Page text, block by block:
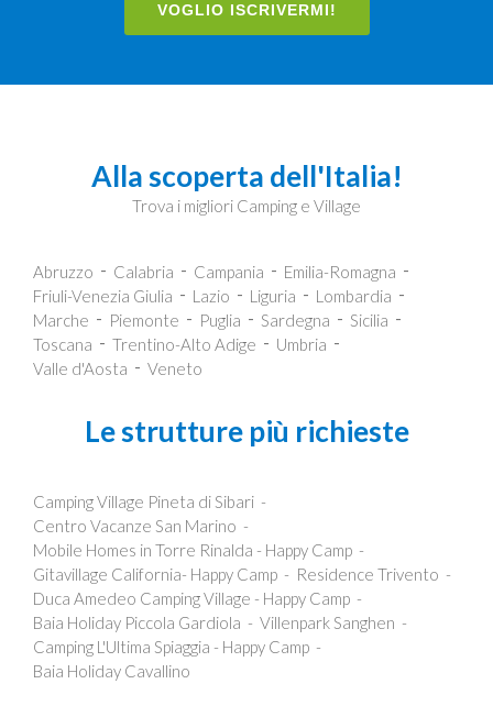
VOGLIO ISCRIVERMI!
Alla scoperta dell'Italia!
Trova i migliori Camping e Village
Abruzzo Calabria Campania
Emilia-Romagna
Friuli-Venezia Giulia
Lazio Liguria
Lombardia
Marche
Piemonte Puglia Sardegna
Sicilia
Toscana
Trentino-Alto Adige
Umbria
Valle d'Aosta
Veneto
Le strutture più richieste
Camping Village Pineta di Sibari
Centro Vacanze San Marino
Mobile Homes in Torre Rinalda - Happy Camp
Gitavillage California- Happy Camp
Residence Trivento
Duca Amedeo Camping Village - Happy Camp
Baia Holiday Piccola Gardiola
Villenpark Sanghen
Camping L'Ultima Spiaggia - Happy Camp
Baia Holiday Cavallino